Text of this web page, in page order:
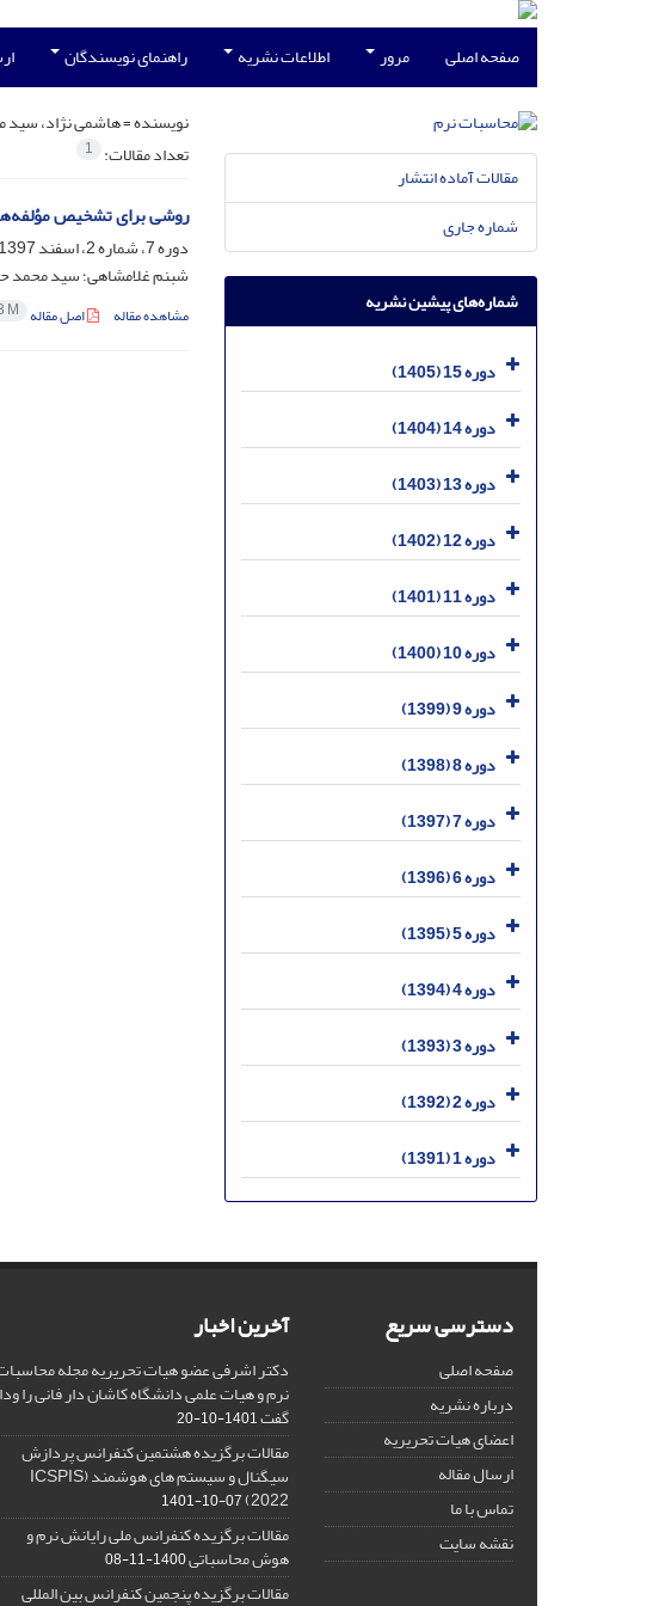
صفحه اصلی مرور اطلاعات نشریه راهنمای نویسندگان
نویسنده =هاشمی نژاد،
تعداد مقالات: 1
روشی برای تشخیص
دوره 7، شماره 2، اسفند 1397، صفحه
شبنم غلامشاهی؛ سید محمد
مشاهده مقاله اصل مقاله M
مقالات آماده انتشار
شماره جاری
شماره‌های پیشین نشریه
دوره 15 (1405)
دوره 14 (1404)
دوره 13 (1403)
دوره 12 (1402)
دوره 11 (1401)
دوره 10 (1400)
دوره 9 (1399)
دوره 8 (1398)
دوره 7 (1397)
دوره 6 (1396)
دوره 5 (1395)
دوره 4 (1394)
دوره 3 (1393)
دوره 2 (1392)
دوره 1 (1391)
دسترسی سریع
صفحه اصلی
درباره نشریه
اعضای هیات تحریریه
ارسال مقاله
تماس با ما
نقشه سایت
آخرین اخبار
دکتر اشرفی عضو هیات تحریریه مجله
نرم و هیات علمی دانشگاه کاشان دار فانی را
گفت1401-10-20
مقالات برگزیده هشتمین کنفرانس پردازش
سیگنال و سیستم های هوشمند (ICSPIS
2022)
1401-10-07
مقالات برگزیده کنفرانس ملی رایانش نرم و
هوش محاسباتی1400-11-08
مقالات برگزیده پنجمین کنفرانس بین المللی